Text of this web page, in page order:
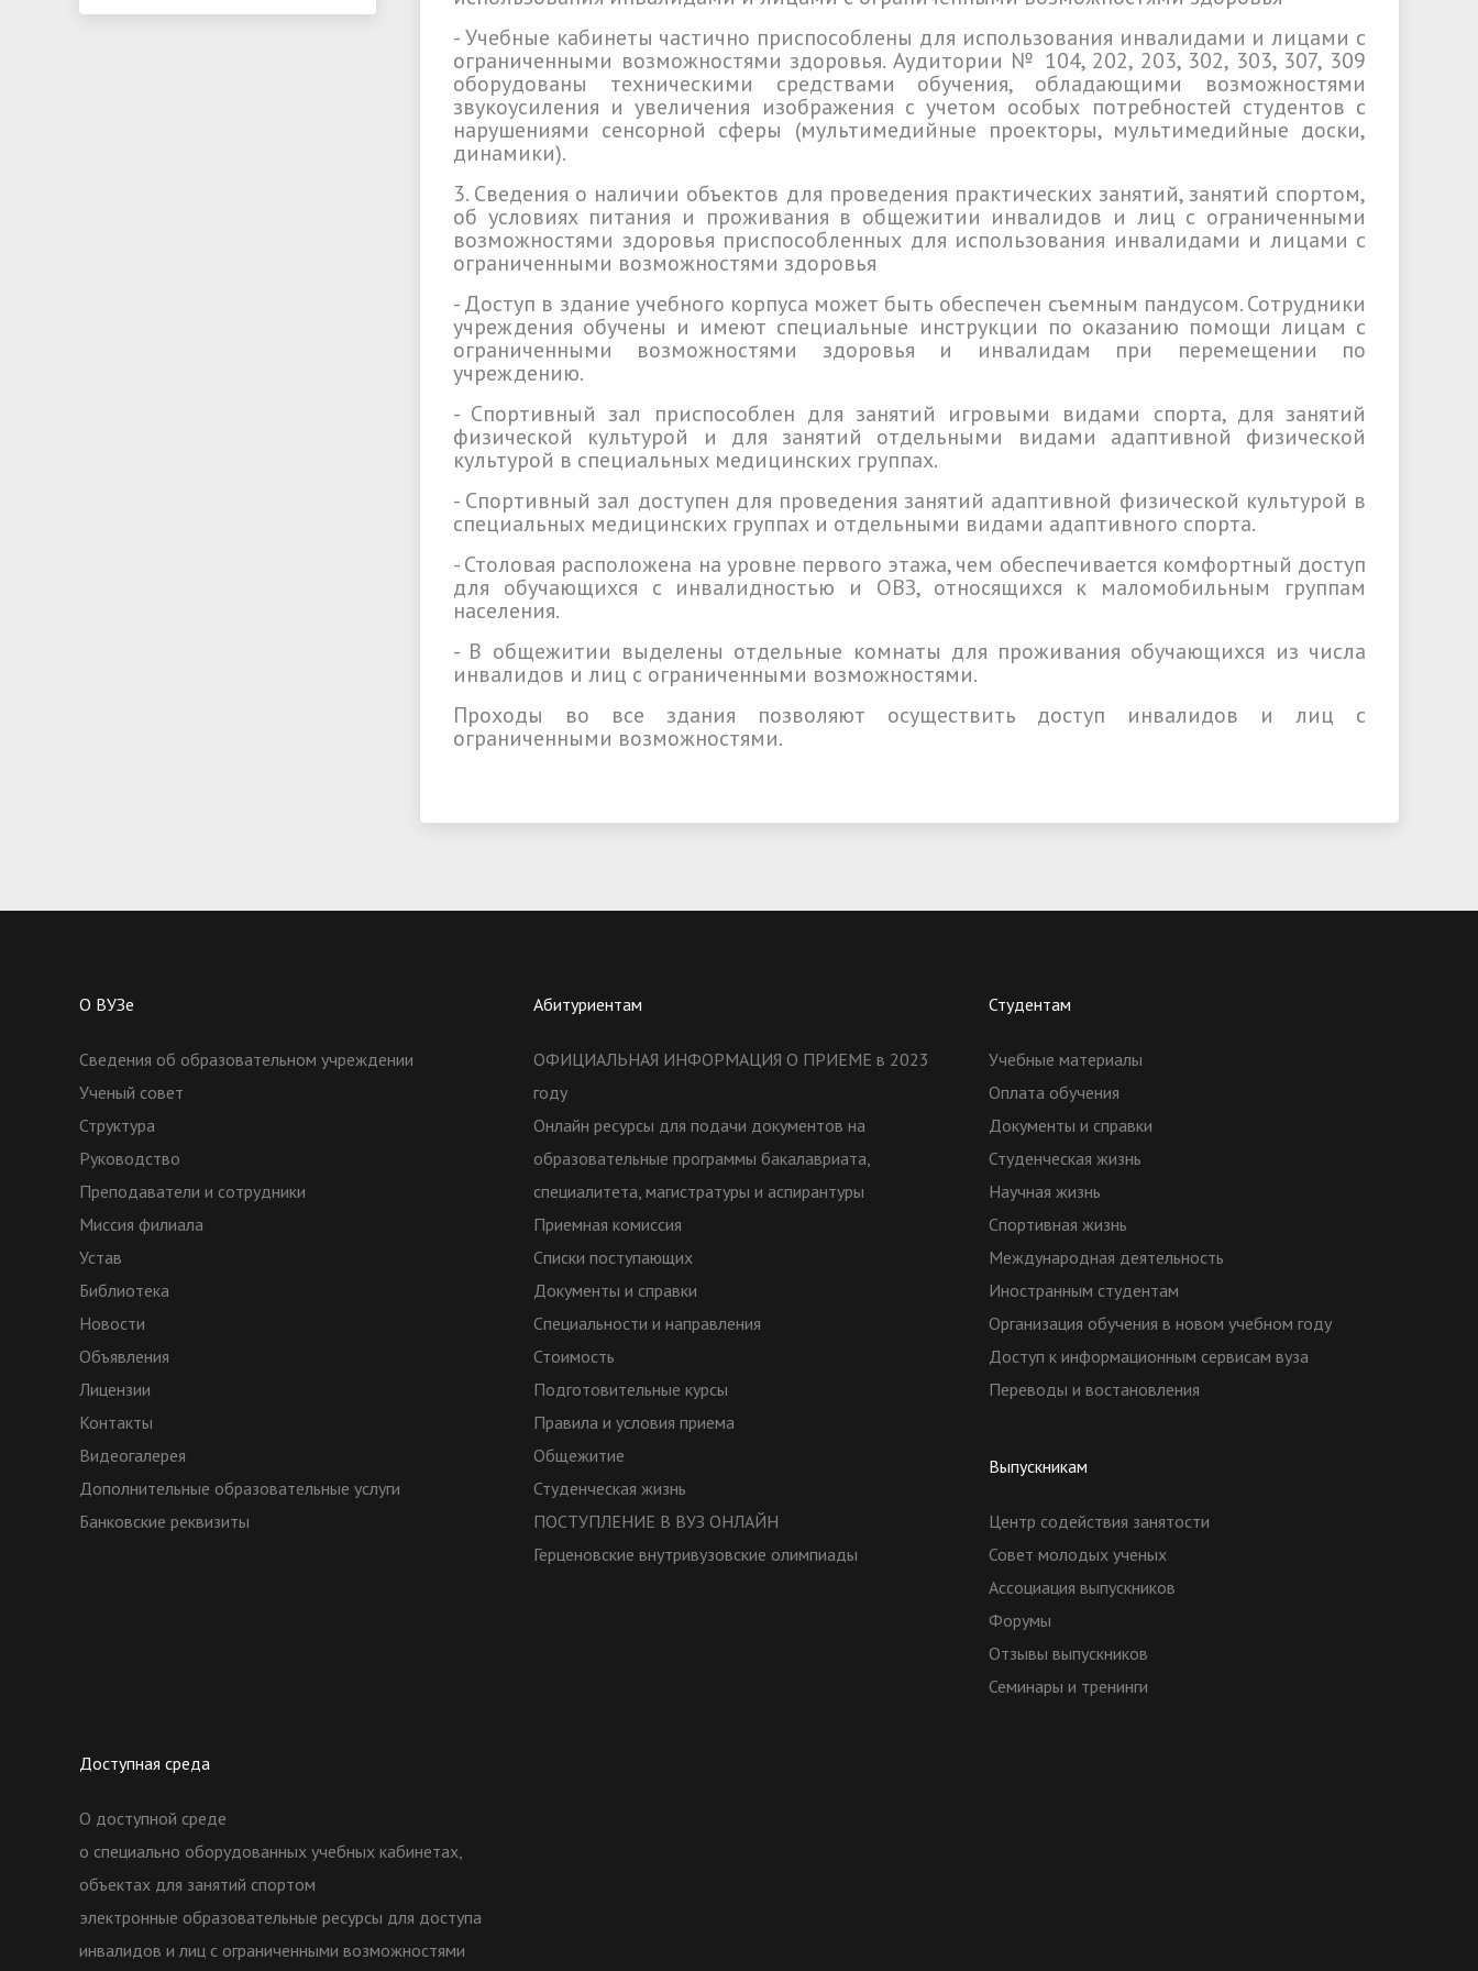
- Учебные кабинеты частично приспособлены для ис­поль­зо­вания инвалидами и лицами с
ограниченными возможностями здоровья. Аудитории № 104, 202, 203, 302, 303, 307, 309
оборудованы тех­ни­чес­кими средс­твами обу­чения, обладающими возможностями
звукоусиления и увеличения изображения с учетом особых потребностей студентов с
нарушениями сенсорной сферы (мультимедийные проекторы, мультимедийные доски,
динамики).
3. Сведения о наличии объектов для проведения практических занятий, занятий спортом,
об условиях питания и проживания в общежитии инвалидов и лиц с ограниченными
возможностями здоровья приспособленных для использования инвалидами и лицами с
ограниченными возможностями здоровья
- Доступ в здание учебного корпуса может быть обеспечен съемным пандусом. Сотрудники
учреждения обучены и имеют специальные инструкции по оказанию помощи лицам с
ограниченными возможностями здоровья и инвалидам при перемещении по
учреждению.
- Спортивный зал приспособлен для занятий игровыми видами спорта, для занятий
физической культурой и для занятий отдельными видами адаптивной физической
культурой в специальных медицинских группах.
- Спортивный зал доступен для проведения занятий адаптивной физической культурой в
специальных медицинских группах и отдельными видами адаптивного спорта.
- Столовая расположена на уровне первого этажа, чем обеспечивается комфортный доступ
для обучающихся с инвалидностью и ОВЗ, относящихся к маломобильным группам
населения.
- В общежитии выделены отдельные комнаты для проживания обучающихся из числа
инвалидов и лиц с ограниченными возможностями.
Проходы во все здания позволяют осуществить доступ инвалидов и лиц с
ограниченными возможностями.
О ВУЗе
Сведения об образовательном учреждении
Ученый совет
Структура
Руководство
Преподаватели и сотрудники
Миссия филиала
Устав
Библиотека
Новости
Объявления
Лицензии
Контакты
Видеогалерея
Дополнительные образовательные услуги
Банковские реквизиты
Абитуриентам
ОФИЦИАЛЬНАЯ ИНФОРМАЦИЯ О ПРИЕМЕ в 2023
году
Онлайн ресурсы для подачи документов на
образовательные программы бакалавриата,
специалитета, магистратуры и аспирантуры
Приемная комиссия
Списки поступающих
Документы и справки
Специальности и направления
Стоимость
Подготовительные курсы
Правила и условия приема
Общежитие
Студенческая жизнь
ПОСТУПЛЕНИЕ В ВУЗ ОНЛАЙН
Герценовские внутривузовские олимпиады
Студентам
Учебные материалы
Оплата обучения
Документы и справки
Студенческая жизнь
Научная жизнь
Спортивная жизнь
Международная деятельность
Иностранным студентам
Организация обучения в новом учебном году
Доступ к информационным сервисам вуза
Переводы и востановления
Выпускникам
Центр содействия занятости
Совет молодых ученых
Ассоциация выпускников
Форумы
Отзывы выпускников
Семинары и тренинги
Доступная среда
О доступной среде
о специально оборудованных учебных кабинетах,
объектах для занятий спортом
электронные образовательные ресурсы для доступа
инвалидов и лиц с ограниченными возможностями